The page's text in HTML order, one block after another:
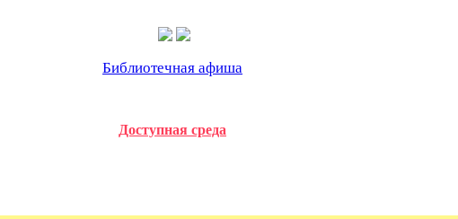
Библиотечная афиша
Доступная среда